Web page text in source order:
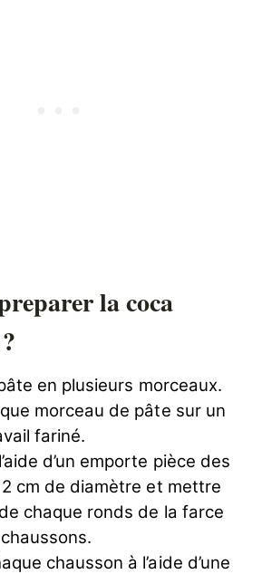
la coca
en plusieurs morceaux.
morceau de pâte sur un
fariné.
d’un emporte pièce des
cm de diamètre et mettre
chaque ronds de la farce
chausson à l’aide d’une